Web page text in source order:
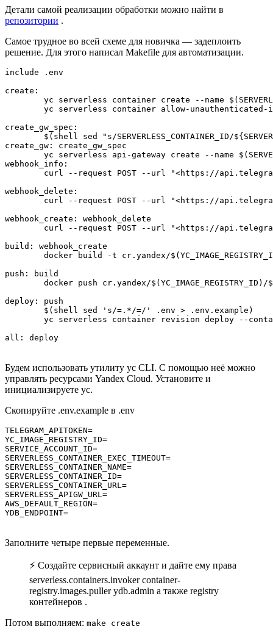
Детали самой реализации обработки можно найти в
репозитории .
Самое трудное во всей схеме для новичка — задеплоить
решение. Для этого написал Makefile для автоматизации.
include .env
create:
create_gw_spec:
create_gw: create_gw_spec
webhook_info:
webhook_delete:
webhook_create: webhook_delete
build: webhook_create
push: build
deploy: push
all: deploy
Будем использовать утилиту yc CLI. С помощью неё можно
управлять ресурсами Yandex Cloud. Установите и
инициализируете yc.
Скопируйте .env.example в .env
TELEGRAM_APITOKEN=
YC_IMAGE_REGISTRY_ID=
SERVICE_ACCOUNT_ID=
SERVERLESS_CONTAINER_EXEC_TIMEOUT=
SERVERLESS_CONTAINER_NAME=
SERVERLESS_CONTAINER_ID=
SERVERLESS_CONTAINER_URL=
SERVERLESS_APIGW_URL=
AWS_DEFAULT_REGION=
YDB_ENDPOINT=
Заполните четыре первые переменные.
⚡ Создайте сервисный аккаунт и дайте ему права
serverless.containers.invoker container-
registry.images.puller ydb.admin а также registry
контейнеров .
Потом выполняем: make create